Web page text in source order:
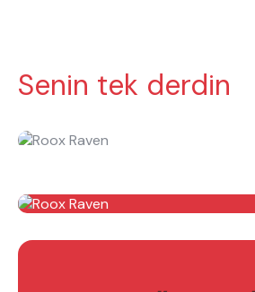
Senin tek derdin